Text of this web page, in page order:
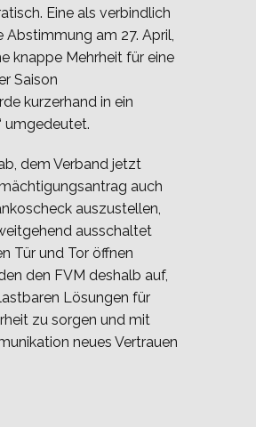
Eine als verbindlich
Abstimmung am 27. April,
knappe Mehrheit für eine
Saison
kurzerhand in ein
umgedeutet.
dem Verband jetzt
auch
auszustellen,
ausschaltet
Tür und Tor öffnen
den FVM deshalb auf,
Lösungen für
zu sorgen und mit
neues Vertrauen